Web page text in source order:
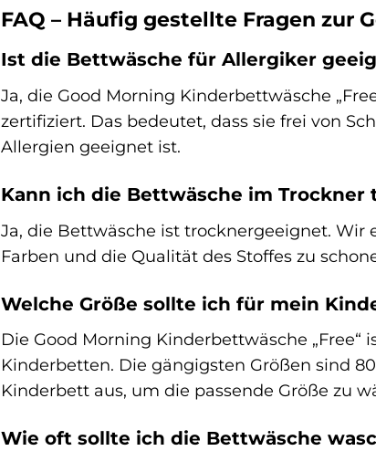
FAQ – Häufig gestellte Fragen zur
Ist die Bettwäsche für Allergiker
Ja, die Good Morning Kinderbettwäsche
zertifiziert. Das bedeutet, dass sie frei von
Allergien geeignet ist.
Kann ich die Bettwäsche im Trockner
Ja, die Bettwäsche ist trocknergeeignet.
Farben und die Qualität des Stoffes zu
Welche Größe sollte ich für mein
Die Good Morning Kinderbettwäsche
Kinderbetten. Die gängigsten Größen sind
Kinderbett aus, um die passende Größe zu
Wie oft sollte ich die Bettwäsche